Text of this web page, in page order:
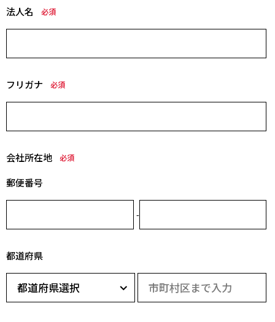
法人名 必須
フリガナ 必須
会社所在地 必須
郵便番号
-
都道府県